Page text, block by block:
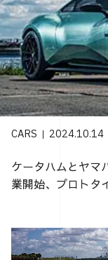
CARS 2024.10.14
ケータハムとヤマ
業開始、プロトタ